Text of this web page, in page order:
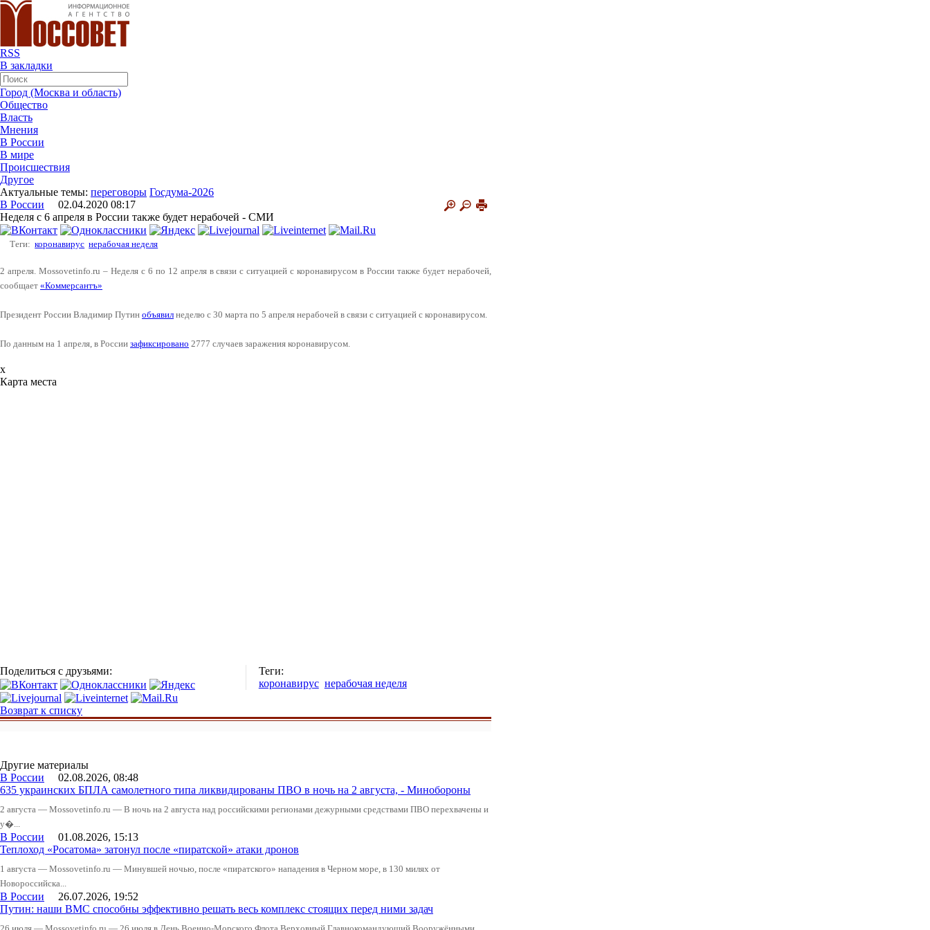
RSS
В закладки
Город (Москва и область)
Общество
Власть
Мнения
В России
В мире
Происшествия
Другое
Актуальные темы: переговоры Госдума-2026
В России 02.04.2020 08:17
Неделя с 6 апреля в России также будет нерабочей - СМИ
Теги: коронавирус нерабочая неделя
2 апреля. Mossovetinfo.ru – Неделя с 6 по 12 апреля в связи с ситуацией с коронавирусом в России также будет нерабочей,
сообщает «Коммерсантъ»
Президент России Владимир Путин объявил неделю с 30 марта по 5 апреля нерабочей в связи с ситуацией с коронавирусом.
По данным на 1 апреля, в России зафиксировано 2777 случаев заражения коронавирусом.
x
Карта места
Поделиться с друзьями:
Теги:
коронавирус нерабочая неделя
Возврат к списку
Другие материалы
В России 02.08.2026, 08:48
635 украинских БПЛА самолетного типа ликвидированы ПВО в ночь на 2 августа, - Минобороны
2 августа — Mossovetinfo.ru — В ночь на 2 августа над российскими регионами дежурными средствами ПВО перехвачены и
у�...
В России 01.08.2026, 15:13
Теплоход «Росатома» затонул после «пиратской» атаки дронов
1 августа — Mossovetinfo.ru — Минувшей ночью, после «пиратского» нападения в Черном море, в 130 милях от
Новороссийска...
В России 26.07.2026, 19:52
Путин: наши ВМС способны эффективно решать весь комплекс стоящих перед ними задач